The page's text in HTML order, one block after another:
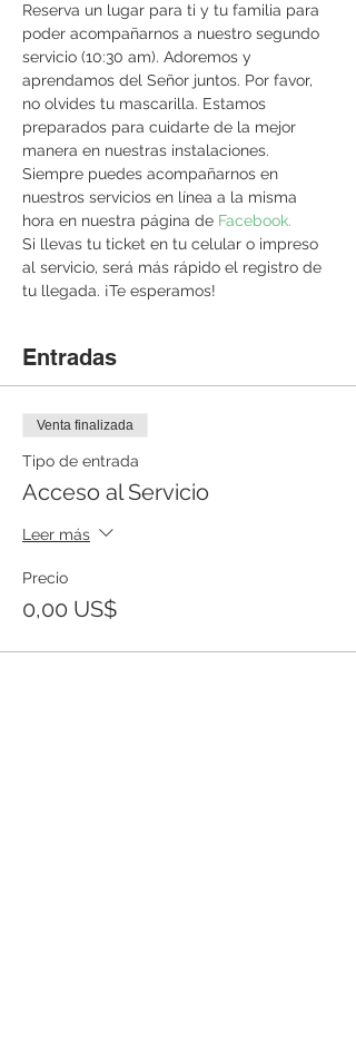
Reserva un lugar para ti y tu familia para
poder acompañarnos a nuestro segundo
servicio (10:30 am). Adoremos y
aprendamos del Señor juntos. Por favor,
no olvides tu mascarilla. Estamos
preparados para cuidarte de la mejor
manera en nuestras instalaciones.
Siempre puedes acompañarnos en
nuestros servicios en línea a la misma
hora en nuestra página de Facebook.
Si llevas tu ticket en tu celular o impreso
al servicio, será más rápido el registro de
tu llegada. ¡Te esperamos!
Entradas
Venta finalizada
Tipo de entrada
Acceso al Servicio
Leer más
Precio
0,00 US$